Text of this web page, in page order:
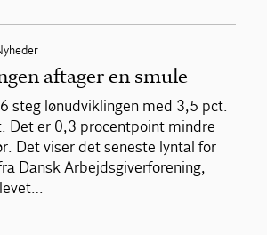
aftager en smule
steg lønudviklingen med 3,5 pct.
Det er 0,3 procentpoint mindre
Det viser det seneste lyntal for
Dansk Arbejdsgiverforening,